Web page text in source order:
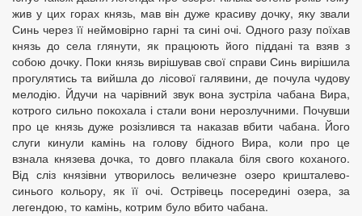
жив у цих горах князь, мав він дуже красиву дочку, яку звали
Синь через її неймовірно гарні та сині очі. Одного разу поїхав
князь до села глянути, як працюють його піддані та взяв з
собою дочку. Поки князь вирішував свої справи Синь вирішила
прогулятись та вийшла до лісової галявини, де почула чудову
мелодію. Йдучи на чарівний звук вона зустріла чабана Вира,
котрого сильно покохала і стали вони нерозлучними. Почувши
про це князь дуже розізлився та наказав вбити чабана. Його
слуги кинули камінь на голову бідного Вира, коли про це
взнала князева дочка, то довго плакала біля свого коханого.
Від сліз князівни утворилось величезне озеро кришталево-
синього кольору, як її очі. Острівець посередині озера, за
легендою, то камінь, котрим було вбито чабана.